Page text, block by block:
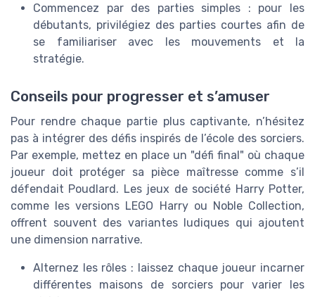
Commencez par des parties simples : pour les
débutants, privilégiez des parties courtes afin de
se familiariser avec les mouvements et la
stratégie.
Conseils pour progresser et s’amuser
Pour rendre chaque partie plus captivante, n’hésitez
pas à intégrer des défis inspirés de l’école des sorciers.
Par exemple, mettez en place un "défi final" où chaque
joueur doit protéger sa pièce maîtresse comme s’il
défendait Poudlard. Les jeux de société Harry Potter,
comme les versions LEGO Harry ou Noble Collection,
offrent souvent des variantes ludiques qui ajoutent
une dimension narrative.
Alternez les rôles : laissez chaque joueur incarner
différentes maisons de sorciers pour varier les